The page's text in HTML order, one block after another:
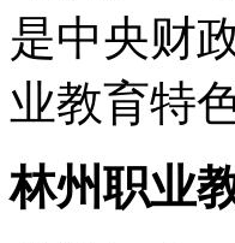
是中央财
业教育特
林州职业